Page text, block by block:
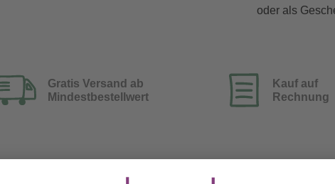
oder als
Gratis Versand ab
Mindestbestellwert
Kauf auf
Rechnung